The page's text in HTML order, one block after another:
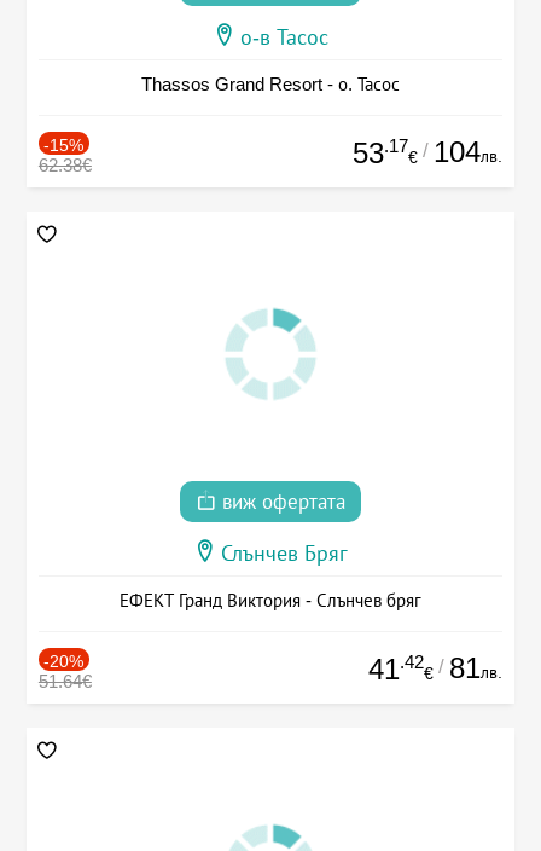
о-в Тасос
Thassos Grand Resort - о. Тасос
-15%
62.38€ 53.17
€ / 104лв.
виж офертата
Слънчев Бряг
ЕФЕКТ Гранд Виктория - Слънчев бряг
-20%
51.64€ 41.42
€ / 81лв.